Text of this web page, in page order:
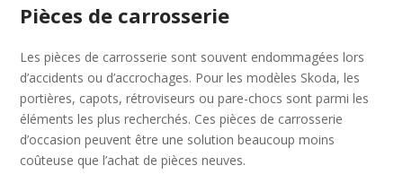
Pièces de carrosserie
Les pièces de carrosserie sont souvent endommagées lors
d’accidents ou d’accrochages. Pour les modèles Skoda, les
portières, capots, rétroviseurs ou pare-chocs sont parmi les
éléments les plus recherchés. Ces pièces de carrosserie
d’occasion peuvent être une solution beaucoup moins
coûteuse que l’achat de pièces neuves.